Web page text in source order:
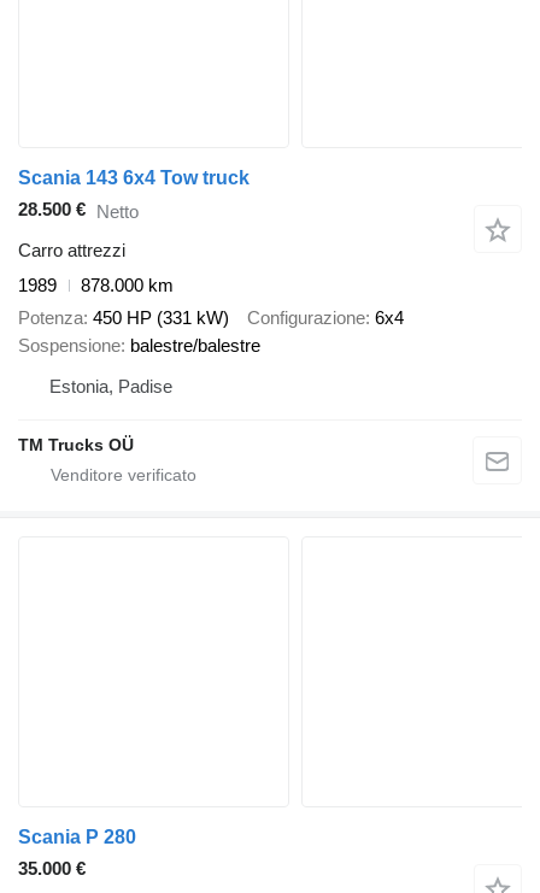
Scania 143 6x4 Tow truck
28.500 € Netto
Carro attrezzi
1989
878.000 km
Potenza 450 HP (331 kW) Configurazione 6x4
Sospensione balestre/balestre
Estonia, Padise
TM Trucks OÜ
Scania P 280
35.000 €